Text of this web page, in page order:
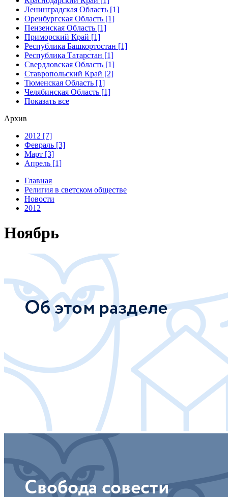
Ленинградская Область [1]
Оренбургская Область [1]
Пензенская Область [1]
Приморский Край [1]
Республика Башкортостан [1]
Республика Татарстан [1]
Свердловская Область [1]
Ставропольский Край [2]
Тюменская Область [1]
Челябинская Область [1]
Показать все
Архив
2012 [7]
Февраль [3]
Март [3]
Апрель [1]
Главная
Религия в светском обществе
Новости
2012
Ноябрь